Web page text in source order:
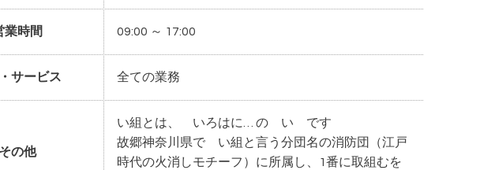
業時間 09:00 ～ 17:00
サービス 全ての業務
の他
い組とは、 いろはに… の い です
故郷神奈川県で い組と言う分団名の消防団（江戸
時代の火消しモチーフ）に所属し、1番に取組むを